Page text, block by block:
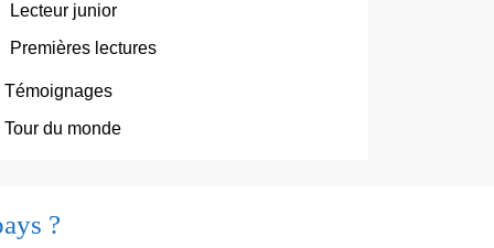
Lecteur junior
Premières lectures
Témoignages
Tour du monde
?